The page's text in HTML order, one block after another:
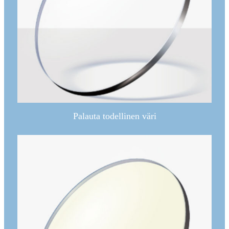
Palauta todellinen väri